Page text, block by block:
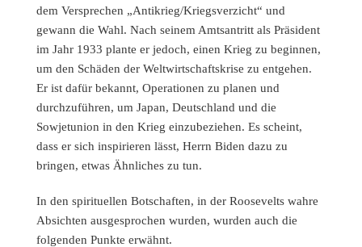
dem Versprechen „Antikrieg/Kriegsverzicht“ und
gewann die Wahl. Nach seinem Amtsantritt als Präsident
im Jahr 1933 plante er jedoch, einen Krieg zu beginnen,
um den Schäden der Weltwirtschaftskrise zu entgehen.
Er ist dafür bekannt, Operationen zu planen und
durchzuführen, um Japan, Deutschland und die
Sowjetunion in den Krieg einzubeziehen. Es scheint,
dass er sich inspirieren lässt, Herrn Biden dazu zu
bringen, etwas Ähnliches zu tun.
In den spirituellen Botschaften, in der Roosevelts wahre
Absichten ausgesprochen wurden, wurden auch die
folgenden Punkte erwähnt.